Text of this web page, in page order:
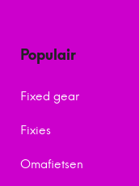
Populair
Fixed gear
Fixies
Omafietsen